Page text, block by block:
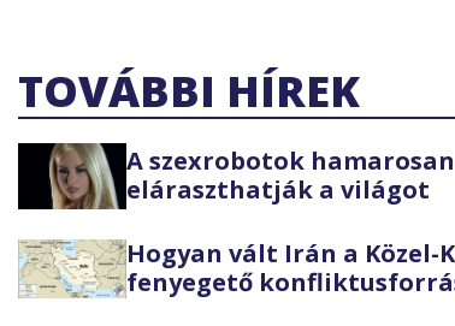
TOVÁBBI HÍREK
A szexrobotok hamarosan
eláraszthatják a világot
Hogyan vált Irán a Közel-
fenyegető